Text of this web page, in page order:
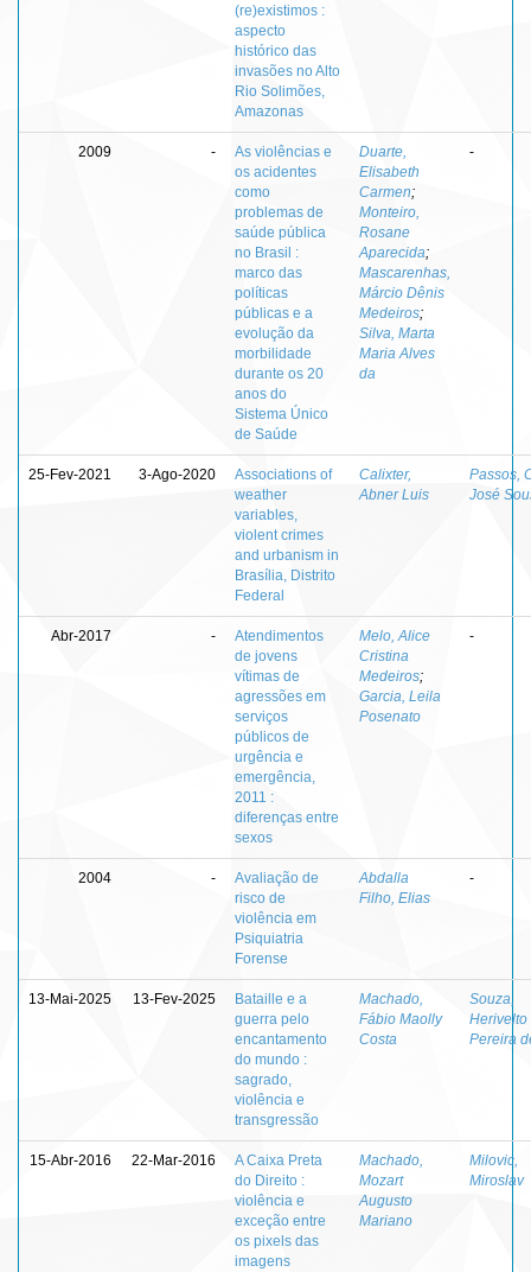
(re)existimos :
aspecto
histórico das
invasões no Alto
Rio Solimões,
Amazonas
2009 -
As violências e
os acidentes
como
problemas de
saúde pública
no Brasil :
marco das
políticas
públicas e a
evolução da
morbilidade
durante os 20
anos do
Sistema Único
de Saúde
Duarte,
Elisabeth
Carmen;
Monteiro,
Rosane
Aparecida;
Mascarenhas,
Márcio Dênis
Medeiros;
Silva, Marta
Maria Alves
da
-
25-Fev-2021 3-Ago-2020
Associations of
weather
variables,
violent crimes
and urbanism in
Brasília, Distrito
Federal
Calixter,
Abner Luis
Passos,
José
Abr-2017 -
Atendimentos
de jovens
vítimas de
agressões em
serviços
públicos de
urgência e
emergência,
2011 :
diferenças entre
sexos
Melo, Alice
Cristina
Medeiros;
Garcia, Leila
Posenato
-
2004 -
Avaliação de
risco de
violência em
Psiquiatria
Forense
Abdalla
Filho, Elias
-
13-Mai-2025 13-Fev-2025
Bataille e a
guerra pelo
encantamento
do mundo :
sagrado,
violência e
transgressão
Machado,
Fábio Maolly
Costa
Souza,
Herivelto
Pereira
15-Abr-2016 22-Mar-2016
A Caixa Preta
do Direito :
violência e
exceção entre
os pixels das
imagens
Machado,
Mozart
Augusto
Mariano
Milovic,
Miroslav